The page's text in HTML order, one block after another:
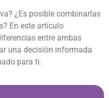
¿Es posible combinarlas
En este artículo
entre ambas
una decisión informada
para ti.